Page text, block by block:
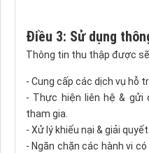
Điều 3: Sử dụng
Thông tin thu thập được
- Cung cấp các dịch vụ hỗ
- Thực hiện liên hệ & gửi
tham gia.
- Xử lý khiếu nại & giải
- Ngăn chặn các hành vi